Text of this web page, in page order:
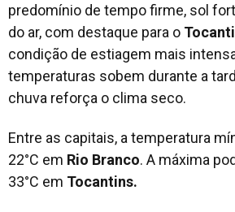
predomínio de tempo firme, sol
do ar, com destaque para o
condição de estiagem mais
temperaturas sobem durante a
chuva reforça o clima seco.
Entre as capitais, a temperatura
22°C em Rio Branco. A máxima
33°C em Tocantins.